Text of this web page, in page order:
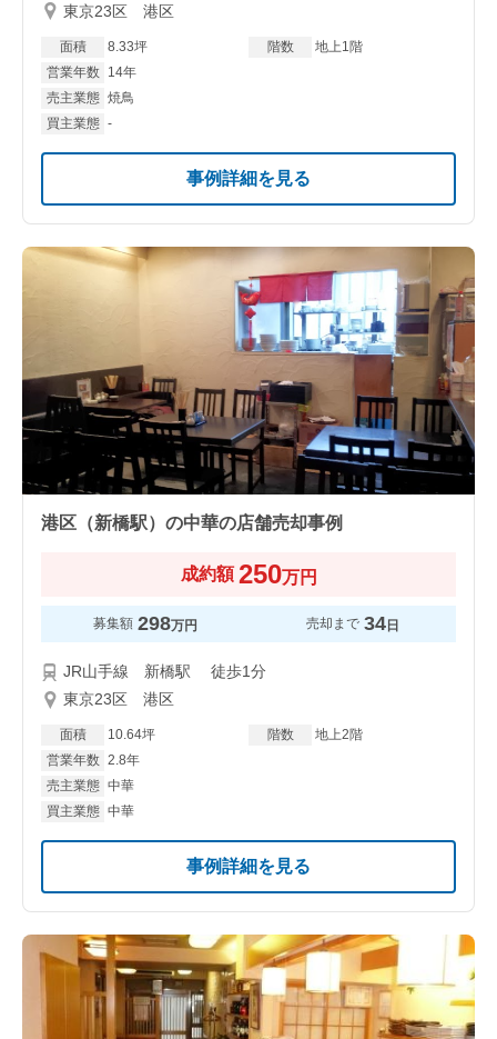
東京23区 港区
面積 8.33坪 階数
地上1階
営業年数
14年
売主業態 焼鳥
買主業態 -
事例詳細を見る
港区（新橋駅）の中華の店舗売却事例
成約額 250万円
募集額 298万円 売却まで 34日
JR山手線 新橋駅 徒歩1分
東京23区 港区
面積 10.64坪 階数
地上2階
営業年数 2.8年
売主業態 中華
買主業態 中華
事例詳細を見る